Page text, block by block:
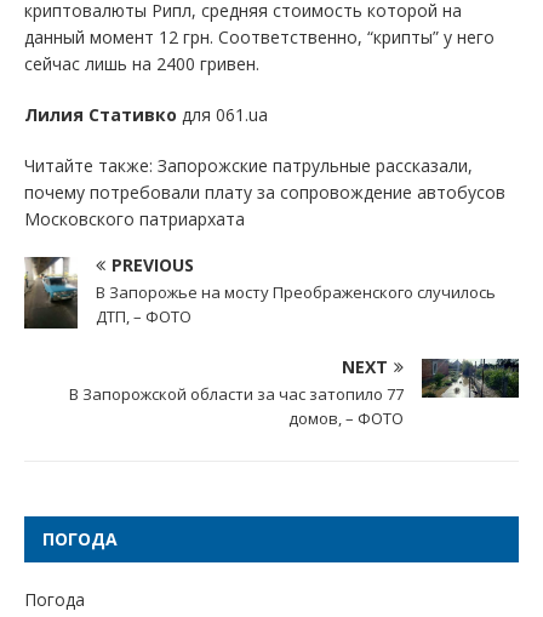
криптовалюты Рипл, средняя стоимость которой на
данный момент 12 грн. Соответственно, “крипты” у него
сейчас лишь на 2400 гривен.
Лилия Стативко для 061.ua
Читайте также: Запорожские патрульные рассказали,
почему потребовали плату за сопровождение автобусов
Московского патриархата
PREVIOUS
В Запорожье на мосту Преображенского случилось
ДТП, – ФОТО
NEXT
В Запорожской области за час затопило 77
домов, – ФОТО
ПОГОДА
Погода